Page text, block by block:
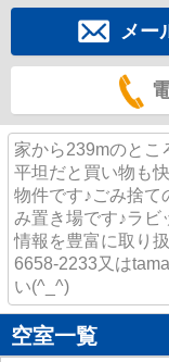
メー
家から239mのとこ
平坦だと買い物も
物件です♪ごみ捨て
み置き場です♪ラビ
情報を豊富に取り
6658-2233又は
い(^_^)
空室一覧